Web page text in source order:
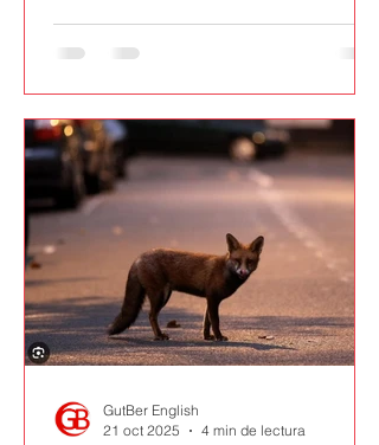
Families, David Hare nos presentó su
obra más reciente, Grace Pervades,
junio al 19 de julio de 2025, que luego
pasará a representarse en el West End
londinense en 2026.
GutBer English
21 oct 2025
4 min de lectura